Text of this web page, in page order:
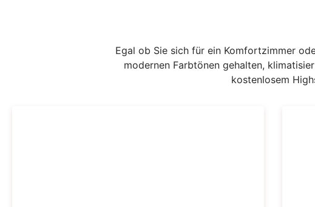
Egal ob Sie sich für ein Komfortzimmer
modernen Farbtönen gehalten,
kostenlosem